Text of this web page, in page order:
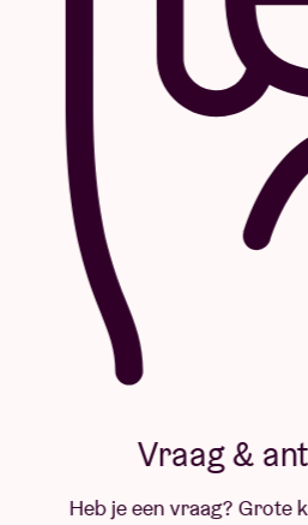
Vraag &
Heb je een vraag? Grote